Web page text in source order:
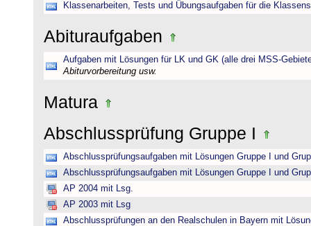
Klassenarbeiten, Tests und Übungsaufgaben für die
Abituraufgaben
Aufgaben mit Lösungen für LK und GK (alle drei MSS-
Abiturvorbereitung usw.
Matura
Abschlussprüfung Gruppe I
Abschlussprüfungsaufgaben mit Lösungen Gruppe I und
Abschlussprüfungsaufgaben mit Lösungen Gruppe I und
AP 2004 mit Lsg.
AP 2003 mit Lsg
Abschlussprüfungen an den Realschulen in Bayern mit